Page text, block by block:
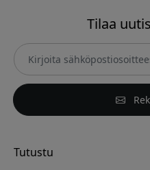
Tilaa
Tutustu